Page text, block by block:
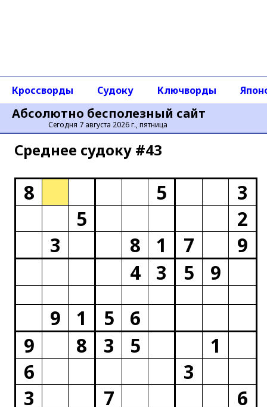
Абсолютно бесполезный сайт
Сегодня 7 августа 2026 г., пятница
Кроссворды Судоку Ключворды
Среднее cудоку #43
8 5
3
5
2
3
8 1 7
9
4
3 5
9
9
1 5
6
9
8 3 5
1
6
3
3
7 6